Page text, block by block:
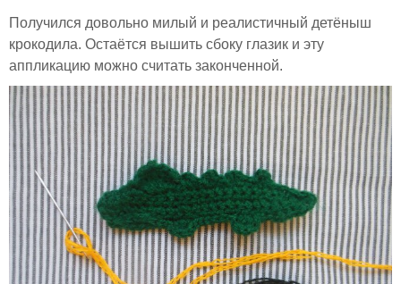
Получился довольно милый и реалистичный детёныш
крокодила. Остаётся вышить сбоку глазик и эту
аппликацию можно считать законченной.